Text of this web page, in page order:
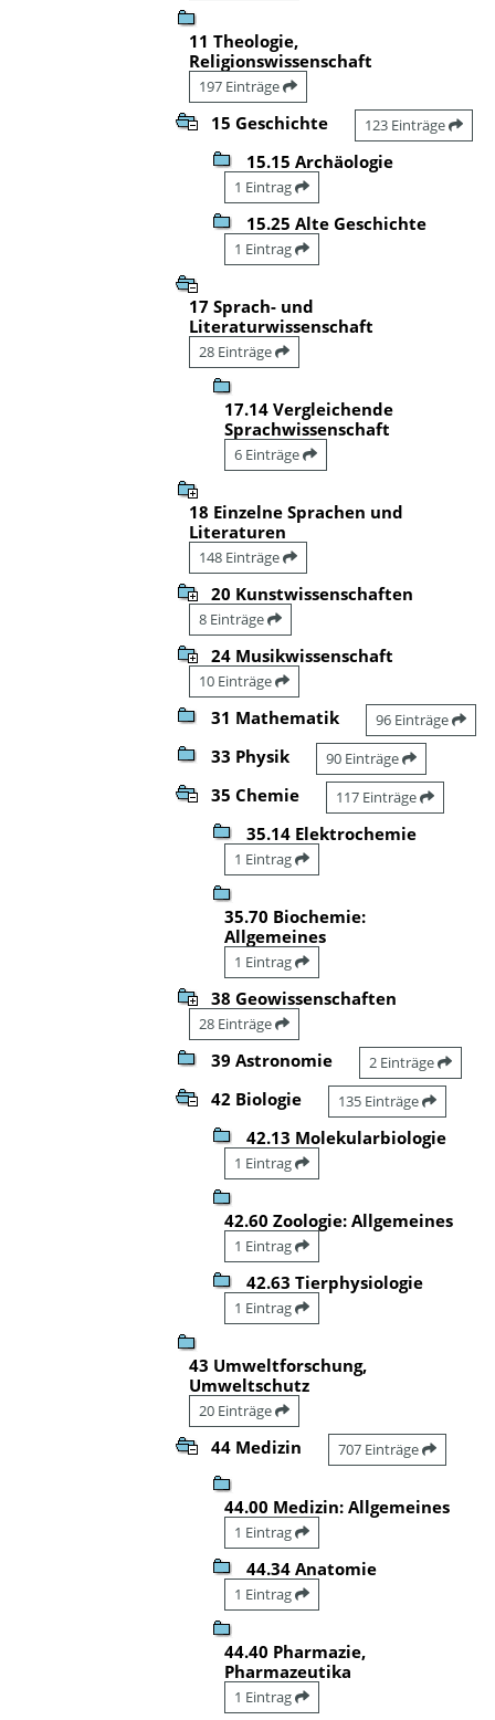
11 Theologie,
Religionswissenschaft
197 Einträge
15 Geschichte 123 Einträge
15.15 Archäologie
1 Eintrag
15.25 Alte Geschichte
1 Eintrag
17 Sprach- und
Literaturwissenschaft
28 Einträge
17.14 Vergleichende
Sprachwissenschaft
6 Einträge
18 Einzelne Sprachen und
Literaturen
148 Einträge
20 Kunstwissenschaften
8 Einträge
24 Musikwissenschaft
10 Einträge
31 Mathematik 96 Einträge
33 Physik 90 Einträge
35 Chemie 117 Einträge
35.14 Elektrochemie
1 Eintrag
35.70 Biochemie:
Allgemeines
1 Eintrag
38 Geowissenschaften
28 Einträge
39 Astronomie 2 Einträge
42 Biologie 135 Einträge
42.13 Molekularbiologie
1 Eintrag
42.60 Zoologie: Allgemeines
1 Eintrag
42.63 Tierphysiologie
1 Eintrag
43 Umweltforschung,
Umweltschutz
20 Einträge
44 Medizin 707 Einträge
44.00 Medizin: Allgemeines
1 Eintrag
44.34 Anatomie
1 Eintrag
44.40 Pharmazie,
Pharmazeutika
1 Eintrag